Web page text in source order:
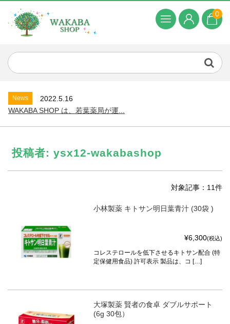
0
News
2022.5.16
WAKABA SHOP は、若葉薬局が運...
投稿者: ysx12-wakabashop
対象記事：11件
小林製薬 キトサン明日葉青汁 (30袋 )
¥6,300(税込)
コレステロールを低下させるキトサン配合 (特
定保健用食品) 許可表示 製品は、コ […]
大塚製薬 賢者の食卓 ダブルサポート
(6g 30包）